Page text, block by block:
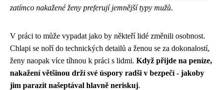
zatímco nakažené ženy preferují jemnější typy mužů.
V práci to může vypadat jako by někteří lidé změnili osobnost.
Chlapi se noří do technických detailů a ženou se za dokonalostí,
ženy naopak více tíhnou k práci s lidmi. Když přijde na peníze,
nakažení většinou drží své úspory radši v bezpečí - jakoby
jim parazit našeptával hlavně neriskuj.